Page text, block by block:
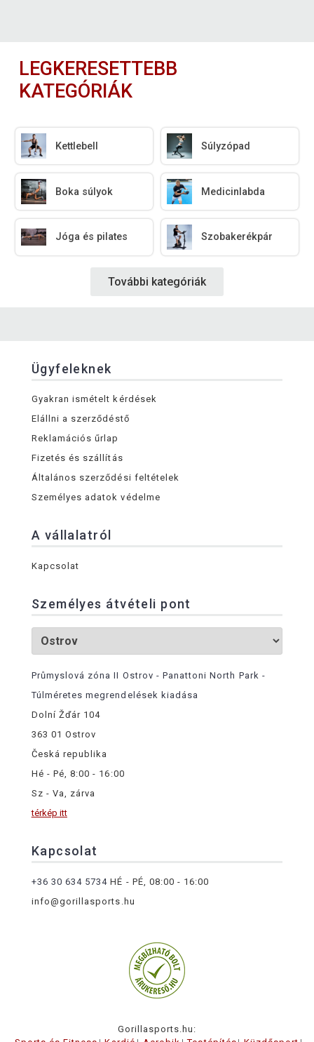
LEGKERESETTEBB
KATEGÓRIÁK
Kettlebell Súlyzópad
Boka súlyok Medicinlabda
Jóga és pilates Szobakerékpár
További kategóriák
Ügyfeleknek
Gyakran ismételt kérdések
Elállni a szerződéstő
Reklamációs űrlap
Fizetés és szállítás
Általános szerződési feltételek
Személyes adatok védelme
A vállalatról
Kapcsolat
Személyes átvételi pont
Průmyslová zóna II Ostrov - Panattoni North Park -
Túlméretes megrendelések kiadása
Dolní Žďár 104
363 01 Ostrov
Česká republika
Hé - Pé, 8:00 - 16:00
Sz - Va, zárva
térkép itt
Kapcsolat
+36 30 634 5734 HÉ - PÉ, 08:00 - 16:00
info@gorillasports.hu
Gorillasports.hu: